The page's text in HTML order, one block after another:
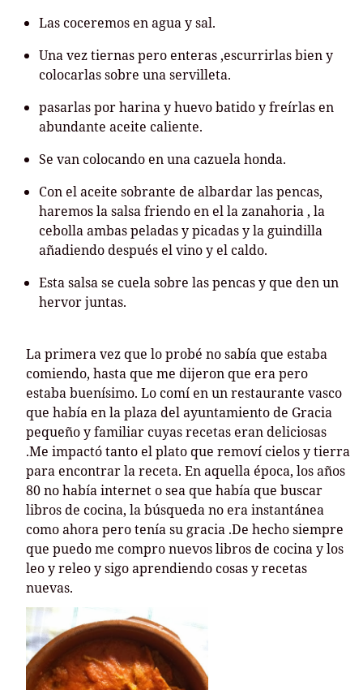
Las coceremos en agua y sal.
Una vez tiernas pero enteras ,escurrirlas bien y
colocarlas sobre una servilleta.
pasarlas por harina y huevo batido y freírlas en
abundante aceite caliente.
Se van colocando en una cazuela honda.
Con el aceite sobrante de albardar las pencas,
haremos la salsa friendo en el la zanahoria , la
cebolla ambas peladas y picadas y la guindilla
añadiendo después el vino y el caldo.
Esta salsa se cuela sobre las pencas y que den un
hervor juntas.
La primera vez que lo probé no sabía que estaba
comiendo, hasta que me dijeron que era pero
estaba buenísimo. Lo comí en un restaurante vasco
que había en la plaza del ayuntamiento de Gracia
pequeño y familiar cuyas recetas eran deliciosas
.Me impactó tanto el plato que removí cielos y tierra
para encontrar la receta. En aquella época, los años
80 no había internet o sea que había que buscar
libros de cocina, la búsqueda no era instantánea
como ahora pero tenía su gracia .De hecho siempre
que puedo me compro nuevos libros de cocina y los
leo y releo y sigo aprendiendo cosas y recetas
nuevas.